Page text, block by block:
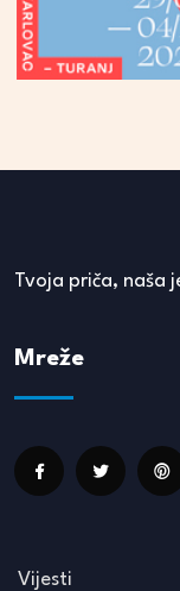
Tvoja priča, naša
Mreže
Vijesti